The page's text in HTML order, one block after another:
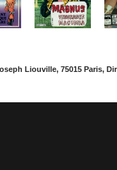
Liouville, 75015 Paris,